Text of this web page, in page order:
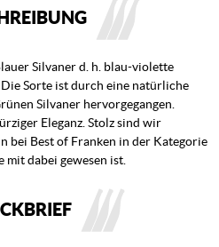
Silvaner d. h. blau-violette
Sorte ist durch eine natürliche
Silvaner hervorgegangen.
Eleganz. Stolz sind wir
bei Best of Franken in der Kategorie
dabei gewesen ist.